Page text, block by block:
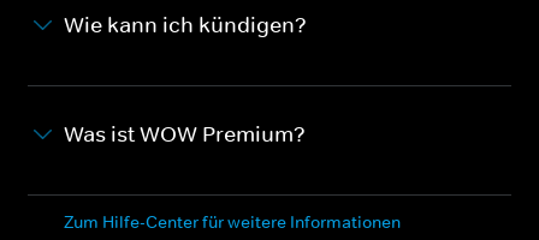
Wie kann ich kündigen?
Was ist WOW Premium?
Zum Hilfe-Center für weitere Informationen